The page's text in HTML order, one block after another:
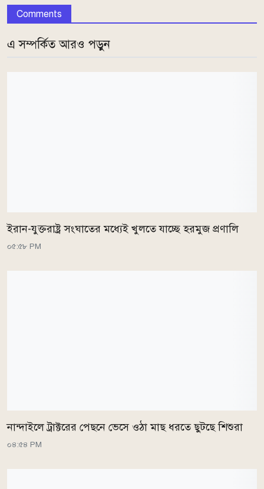
Comments
এ সম্পর্কিত আরও পড়ুন
ইরান-যুক্তরাষ্ট্র সংঘাতের মধ্যেই খুলতে যাচ্ছে হরমুজ প্রণালি
০৫:৫৮ PM
নান্দাইলে ট্রাক্টরের পেছনে ভেসে ওঠা মাছ ধরতে ছুটছে শিশুরা
০৪:৫৪ PM